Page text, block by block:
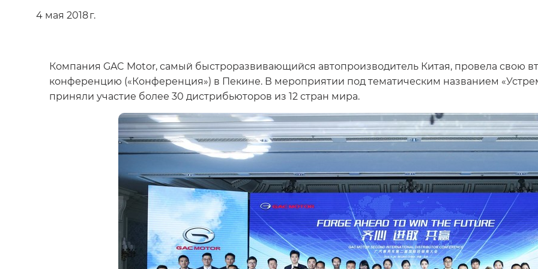
4 мая 2018 г.
Компания GAC Motor, самый быстроразвивающийся автопроизводитель Китая, провела свою
конференцию («Конференция») в Пекине. В мероприятии под тематическим названием
приняли участие более 30 дистрибьюторов из 12 стран мира.